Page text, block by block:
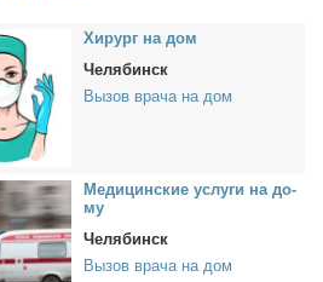
Хи­рург на дом
Челябинск
Вызов врача на дом
Ме­ди­цин­ские услу­ги на до­
му
Челябинск
Вызов врача на дом